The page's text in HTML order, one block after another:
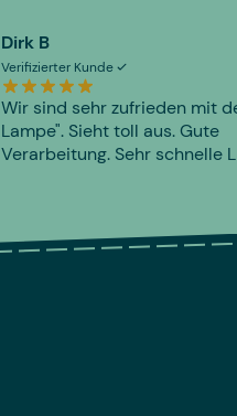
Dirk B
Verifizierter Kunde
Wir sind sehr zufrieden mit
Lampe". Sieht toll aus. Gute
Verarbeitung. Sehr schnelle